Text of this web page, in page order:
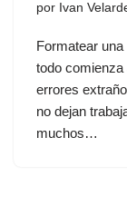
por Ivan
Formatear
todo
errores
no dejan
muchos…